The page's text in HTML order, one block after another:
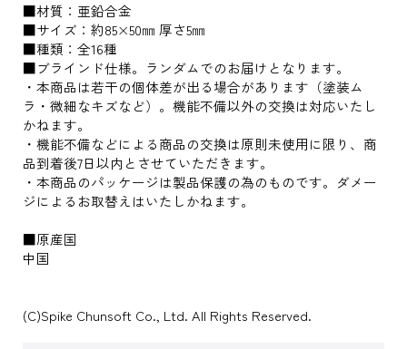
■材質：亜鉛合金
■サイズ：約85×50㎜ 厚さ5㎜
■種類：全16種
■ブラインド仕様。ランダムでのお届けとなります。
・本商品は若干の個体差が出る場合があります（塗装ム
ラ・微細なキズなど）。機能不備以外の交換は対応いたし
かねます。
・機能不備などによる商品の交換は原則未使用に限り、商
品到着後7日以内とさせていただきます。
・本商品のパッケージは製品保護の為のものです。ダメー
ジによるお取替えはいたしかねます。
■原産国
中国
(C)Spike Chunsoft Co., Ltd. All Rights Reserved.